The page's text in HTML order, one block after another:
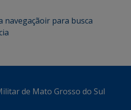
navegaçãoir para busca
de Mato Grosso do Sul